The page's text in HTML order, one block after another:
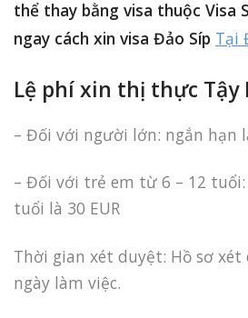
thể thay bằng visa thuộc Visa
ngay cách xin visa Đảo Síp Tại
Lệ phí xin thị thực Tậy
– Đối với người lớn: ngắn hạn
– Đối với trẻ em từ 6 – 12
tuổi là 30 EUR
Thời gian xét duyệt: Hồ sơ xét
ngày làm việc.